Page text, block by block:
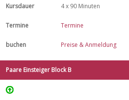
4 x 90 Minuten
Termine
Preise & Anmeldung
Paare Einsteiger Block B